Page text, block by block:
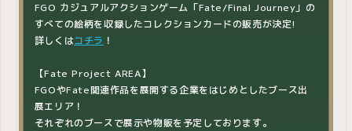
FGO カジュアルアクションゲーム「Fate/Final Journey」の
すべての絵柄を収録したコレクションカードの販売が決定!
詳しくはコチラ ！
【Fate Project AREA】
FGOやFate関連作品を展開する企業をはじめとしたブース出
展エリア！
それぞれのブースで展示や物販を予定しております。